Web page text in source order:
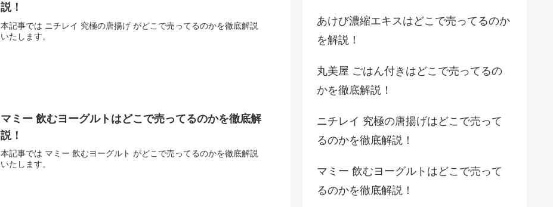
説！
本記事では ニチレイ 究極の唐揚げ がどこで売ってるのかを徹底解説
いたします。
マミー 飲むヨーグルトはどこで売ってるのかを徹底解
説！
本記事では マミー 飲むヨーグルト がどこで売ってるのかを徹底解説
いたします。
あけび濃縮エキスはどこで売ってるのか
を解説！
丸美屋 ごはん付きはどこで売ってるの
かを徹底解説！
ニチレイ 究極の唐揚げはどこで売って
るのかを徹底解説！
マミー 飲むヨーグルトはどこで売って
るのかを徹底解説！